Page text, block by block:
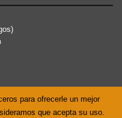
para ofrecerle un mejor
que acepta su uso.